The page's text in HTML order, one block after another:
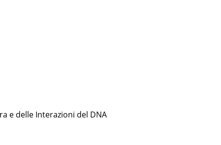
e delle Interazioni del DNA